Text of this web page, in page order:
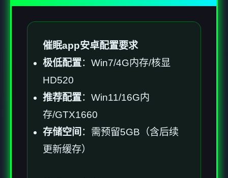
催眠app安卓配置要求
​极低配置​​：Win7/4G内存/核显
HD520
​推荐配置​​：Win11/16G内
存/GTX1660
​存储空间​ ​：需预留5GB（含后续
更新缓存）